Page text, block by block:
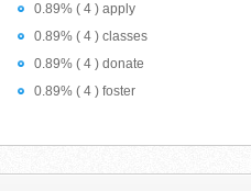
0.89% ( 4 ) apply
0.89% ( 4 ) classes
0.89% ( 4 ) donate
0.89% ( 4 ) foster